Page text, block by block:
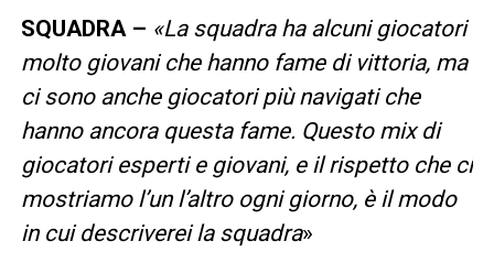
SQUADRA – «La squadra ha alcuni giocatori
molto giovani che hanno fame di vittoria, ma
ci sono anche giocatori più navigati che
hanno ancora questa fame. Questo mix di
giocatori esperti e giovani, e il rispetto che ci
mostriamo l’un l’altro ogni giorno, è il modo
in cui descriverei la squadra»